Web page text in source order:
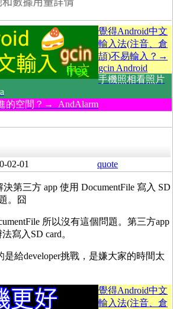
覺得Android中文
輸入法(注音、倉
頡)不易輸入？→
gcin Android
手機照相看照片
的空間？→ AndAlarm
02-01 quote
第三方 app 使用 DocumentFile 寫入 SD
。囧
所以沒有這個問題。第三方app
寫入SD card。
是給developer挑戰，是嫌大家的時間太
覺得Android中文
輸入法(注音、倉